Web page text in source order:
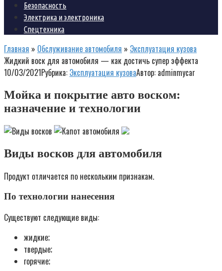
Безопасность
Электрика и электроника
Спецтехника
Главная » Обслуживание автомобиля » Эксплуатация кузова
Жидкий воск для автомобиля — как достичь супер эффекта
10/03/2021Рубрика: Эксплуатация кузоваАвтор: adminmycar
Мойка и покрытие авто воском:
назначение и технологии
Виды восков для автомобиля
Продукт отличается по нескольким признакам.
По технологии нанесения
Существуют следующие виды:
жидкие;
твердые;
горячие;